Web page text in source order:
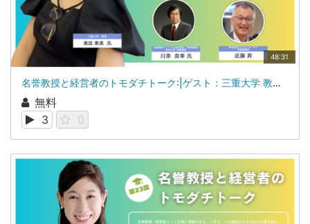
48:31
名誉教授と経営者のトモダチトーク:|ゲスト：三重大学 教授 湯田 恵美 氏
無料
3
0